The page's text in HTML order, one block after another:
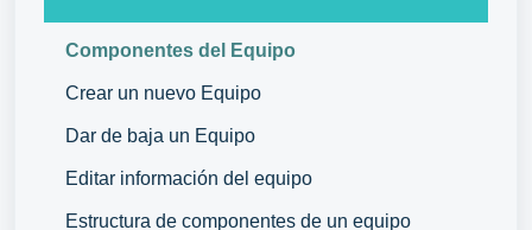
Componentes del Equipo
Crear un nuevo Equipo
Dar de baja un Equipo
Editar información del equipo
Estructura de componentes de un equipo